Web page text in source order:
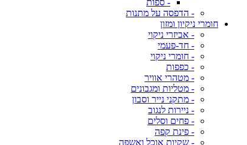
- ספות
- הדפסה על מתנות
חומרי ניקיון ומזון
- אביזרי ניקוי
- חד-פעמי
- חומרי ניקוי
- כפפות
- מטהרי אוויר
- מטליות ומגבונים
- מתקני נייר וסבון
- ניירות לנגוב
- פחים וסלים
- פינת קפה
- שקיות אוכל ואשפה